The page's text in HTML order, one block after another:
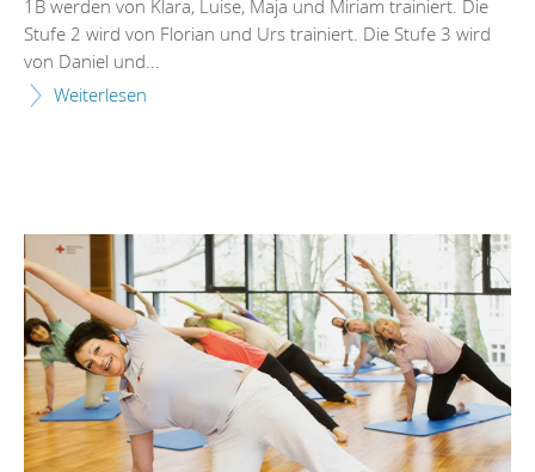
1B werden von Klara, Luise, Maja und Miriam trainiert. Die
Stufe 2 wird von Florian und Urs trainiert. Die Stufe 3 wird
von Daniel und...
Weiterlesen